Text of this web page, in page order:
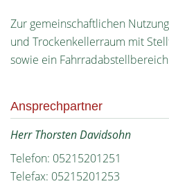
Zur gemeinschaftlichen
und Trockenkellerraum mit
sowie ein
Ansprechpartner
Herr Thorsten Davidsohn
Telefon: 05215201251
Telefax: 05215201253